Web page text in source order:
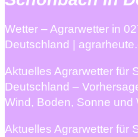
Wetter – Agrarwetter in
Deutschland |
Aktuelles Agrarwetter für
Deutschland –
Wind, Boden, Sonne und
Aktuelles Agrarwetter für